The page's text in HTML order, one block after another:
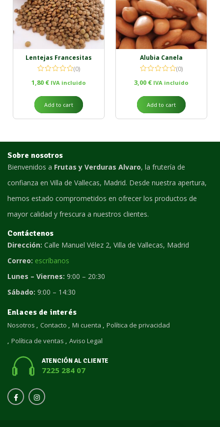
Lentejas Francesitas
(0)
1,80 € IVA incluido
Add to cart
Alubia Canela
(0)
3,00 € IVA incluido
Add to cart
Sobre nosotros
Bienvenidos a Frutas y Verduras Alvaro, la frutería de
confianza en Villa de Vallecas, Madrid. Desde nuestra apertura,
hemos estado comprometidos en ofrecer los productos de
mayor calidad y frescura a nuestros clientes.
Contáctenos
Dirección: Calle Manuel Vélez 2, Villa de Vallecas, Madrid
Correo: escríbanos
Lunes – Viernes: 9:00 – 20:30
Sábado: 9:00 – 14:30
Enlaces de interés
Nosotros Contacto Mi cuenta
Política de privacidad
Política de ventas
Aviso Legal
ATENCIÓN AL CLIENTE
7225 284 07